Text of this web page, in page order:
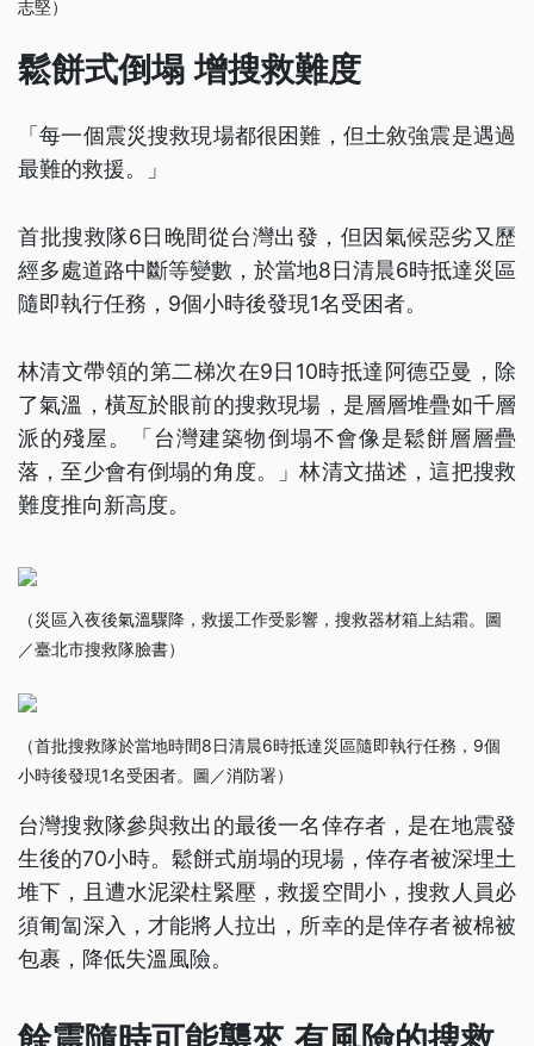
志堅）
鬆餅式倒塌 增搜救難度
「每一個震災搜救現場都很困難，但土敘強震是遇過
最難的救援。」
首批搜救隊6日晚間從台灣出發，但因氣候惡劣又歷
經多處道路中斷等變數，於當地8日清晨6時抵達災區
隨即執行任務，9個小時後發現1名受困者。
林清文帶領的第二梯次在9日10時抵達阿德亞曼，除
了氣溫，橫亙於眼前的搜救現場，是層層堆疊如千層
派的殘屋。「台灣建築物倒塌不會像是鬆餅層層疊
落，至少會有倒塌的角度。」林清文描述，這把搜救
難度推向新高度。
（災區入夜後氣溫驟降，救援工作受影響，搜救器材箱上結霜。圖
／臺北市搜救隊臉書）
（首批搜救隊於當地時間8日清晨6時抵達災區隨即執行任務，9個
小時後發現1名受困者。圖／消防署）
台灣搜救隊參與救出的最後一名倖存者，是在地震發
生後的70小時。鬆餅式崩塌的現場，倖存者被深埋土
堆下，且遭水泥梁柱緊壓，救援空間小，搜救人員必
須匍匐深入，才能將人拉出，所幸的是倖存者被棉被
包裹，降低失溫風險。